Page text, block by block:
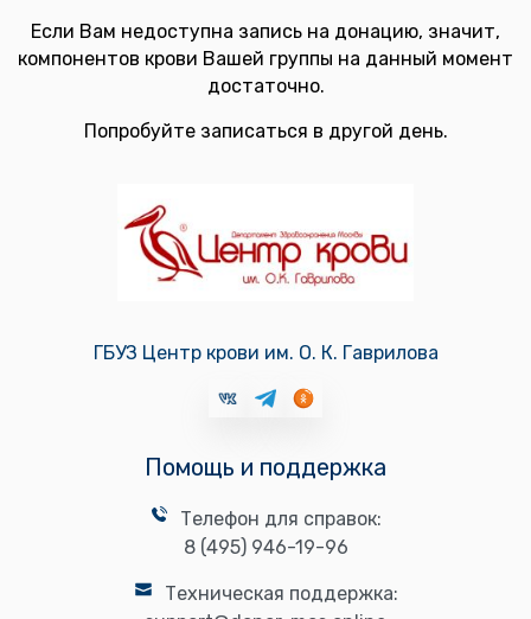
Если Вам недоступна запись на донацию, значит,
компонентов крови Вашей группы на данный момент
достаточно.
Попробуйте записаться в другой день.
ГБУЗ Центр крови им. О. К. Гаврилова
Помощь и поддержка
Телефон для справок:
8 (495) 946-19-96
Техническая поддержка: